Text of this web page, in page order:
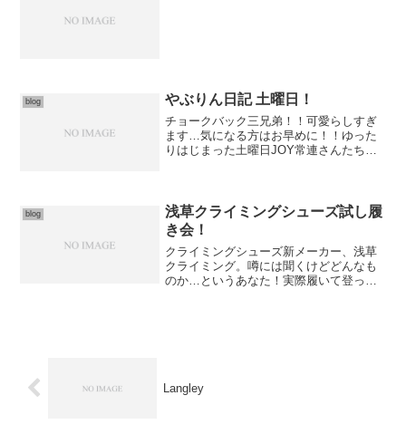
blog やぶりん日記 土曜日！
チョークバック三兄弟！！可愛らしすぎ
ます…気になる方はお早めに！！ゆった
りはじまった土曜日JOY常連さんたちは
にぎわいました拍手や...
blog
浅草クライミングシューズ試し履
き会！
クライミングシューズ新メーカー、浅草
クライミング。噂には聞くけどどんなも
のか…というあなた！実際履いて登っ
Langley